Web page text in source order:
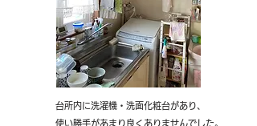
台所内に洗濯機・洗面化粧台があり、
使い勝手があまり良くありませんでした。